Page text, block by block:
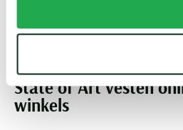
State of Art vesten
winkels